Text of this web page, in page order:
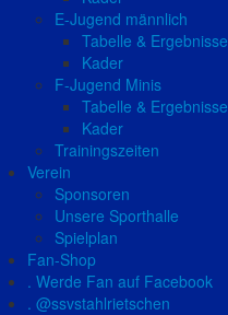
E-Jugend männlich
Tabelle & Ergebnisse
Kader
F-Jugend Minis
Tabelle & Ergebnisse
Kader
Trainingszeiten
Verein
Sponsoren
Unsere Sporthalle
Spielplan
Fan-Shop
. Werde Fan auf Facebook
. @ssvstahlrietschen